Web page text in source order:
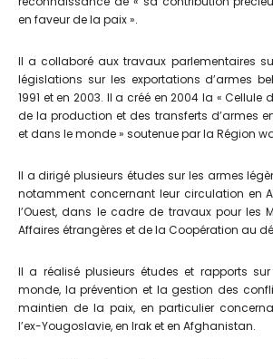
en faveur de la paix ».
Il a collaboré aux travaux parlementaires
législations sur les exportations d’armes
1991 et en 2003. Il a créé en 2004 la « Cellule
de la production et des transferts d’armes
et dans le monde » soutenue par la Région
Il a dirigé plusieurs études sur les armes
notamment concernant leur circulation en
l’Ouest, dans le cadre de travaux pour les
Affaires étrangères et de la Coopération au
Il a réalisé plusieurs études et rapports
monde, la prévention et la gestion des
maintien de la paix, en particulier
l’ex-Yougoslavie, en Irak et en Afghanistan.